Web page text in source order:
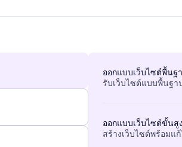
ออกแบบเว็บไซต์พื้นฐ
รับเว็บไซต์แบบพื้นฐา
ออกแบบเว็บไซต์ขั้นสูง
สร้างเว็บไซต์พร้อมแ